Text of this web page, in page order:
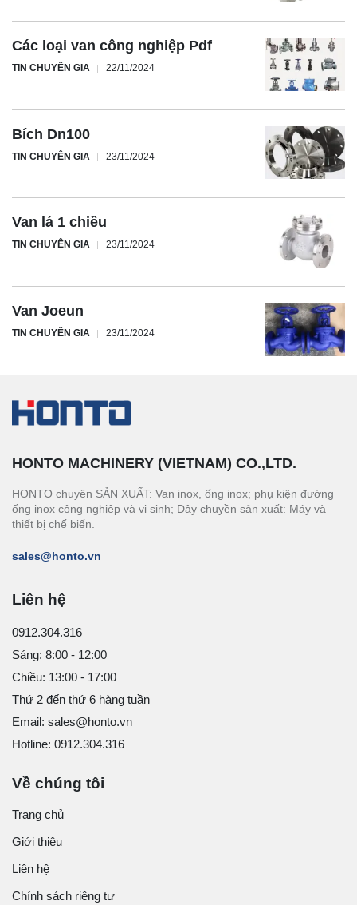
Các loại van công nghiệp Pdf
TIN CHUYÊN GIA 22/11/2024
Bích Dn100
TIN CHUYÊN GIA 23/11/2024
Van lá 1 chiều
TIN CHUYÊN GIA 23/11/2024
Van Joeun
TIN CHUYÊN GIA 23/11/2024
HONTO MACHINERY (VIETNAM) CO.,LTD.
HONTO chuyên SẢN XUẤT: Van inox, ống inox; phụ kiện đường
ống inox công nghiệp và vi sinh; Dây chuyền sản xuất: Máy và
thiết bị chế biến.
sales@honto.vn
Liên hệ
0912.304.316
Sáng: 8:00 - 12:00
Chiều: 13:00 - 17:00
Thứ 2 đến thứ 6 hàng tuần
Email: sales@honto.vn
Hotline: 0912.304.316
Về chúng tôi
Trang chủ
Giới thiệu
Liên hệ
Chính sách riêng tư